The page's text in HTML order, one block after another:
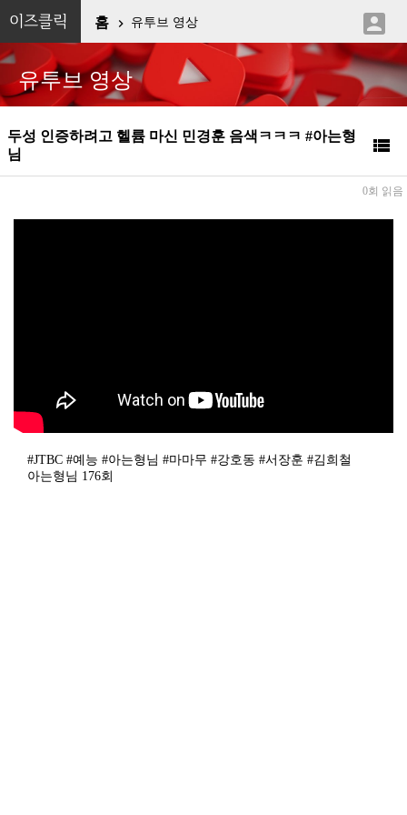
이즈클릭 홈  유투브 영상 
유투브 영상
두성 인증하려고 헬륨 마신 민경훈 음색ㅋㅋㅋ #아는형
님

0회 읽음
#JTBC #예능 #아는형님 #마마무 #강호동 #서장훈 #김희철
아는형님 176회